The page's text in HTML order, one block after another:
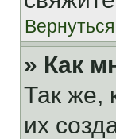
» Как
Так же,
их